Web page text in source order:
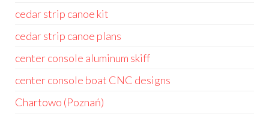
cedar strip canoe kit
cedar strip canoe plans
center console aluminum skiff
center console boat CNC designs
Chartowo (Poznań)